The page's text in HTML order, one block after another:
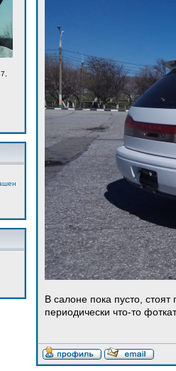
В салоне пока пусто,
периодически что-то